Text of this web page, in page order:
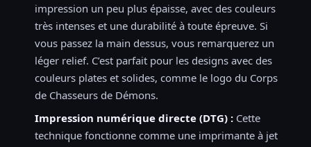
impression un peu plus épaisse, avec des couleurs
très intenses et une durabilité à toute épreuve. Si
vous passez la main dessus, vous remarquerez un
léger relief. C’est parfait pour les designs avec des
couleurs plates et solides, comme le logo du Corps
de Chasseurs de Démons.
Impression numérique directe (DTG) : Cette
technique fonctionne comme une imprimante à jet